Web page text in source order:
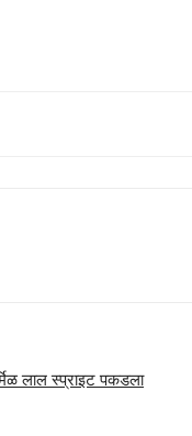
लाल स्प्राइट पकडला